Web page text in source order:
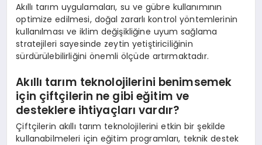
Akıllı tarım uygulamaları, su ve gübre kullanımının
optimize edilmesi, doğal zararlı kontrol yöntemlerinin
kullanılması ve iklim değişikliğine uyum sağlama
stratejileri sayesinde zeytin yetiştiriciliğinin
sürdürülebilirliğini önemli ölçüde artırmaktadır.
Akıllı tarım teknolojilerini benimsemek
için çiftçilerin ne gibi eğitim ve
desteklere ihtiyaçları vardır?
Çiftçilerin akıllı tarım teknolojilerini etkin bir şekilde
kullanabilmeleri için eğitim programları, teknik destek